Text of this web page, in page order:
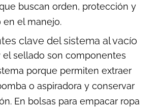
buscan orden, protección y
el manejo.
clave del sistema al vacío
el sellado son componentes
porque permiten extraer
o aspiradora y conservar
En bolsas para empacar ropa